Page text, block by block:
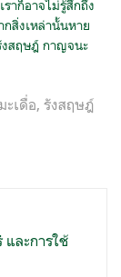
ราก็อาจไม่รู้สึกถึง
สิ่งเหล่านั้นหาย
สฤษฎ์ กาญจนะ
ะเดื่อ, รังสฤษฎ์
ละการใช้